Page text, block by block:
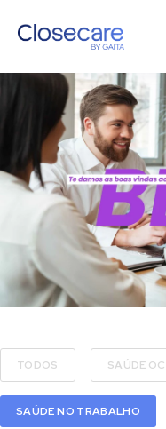
TODOS SAÚDE
SAÚDE NO TRABALHO